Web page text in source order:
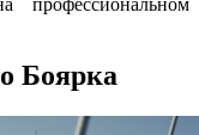
Боярка